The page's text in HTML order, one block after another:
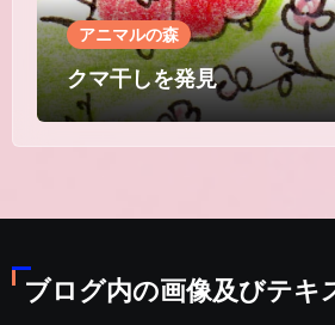
アニマルの森
クマ干しを発見
ブログ内の画像及びテキ